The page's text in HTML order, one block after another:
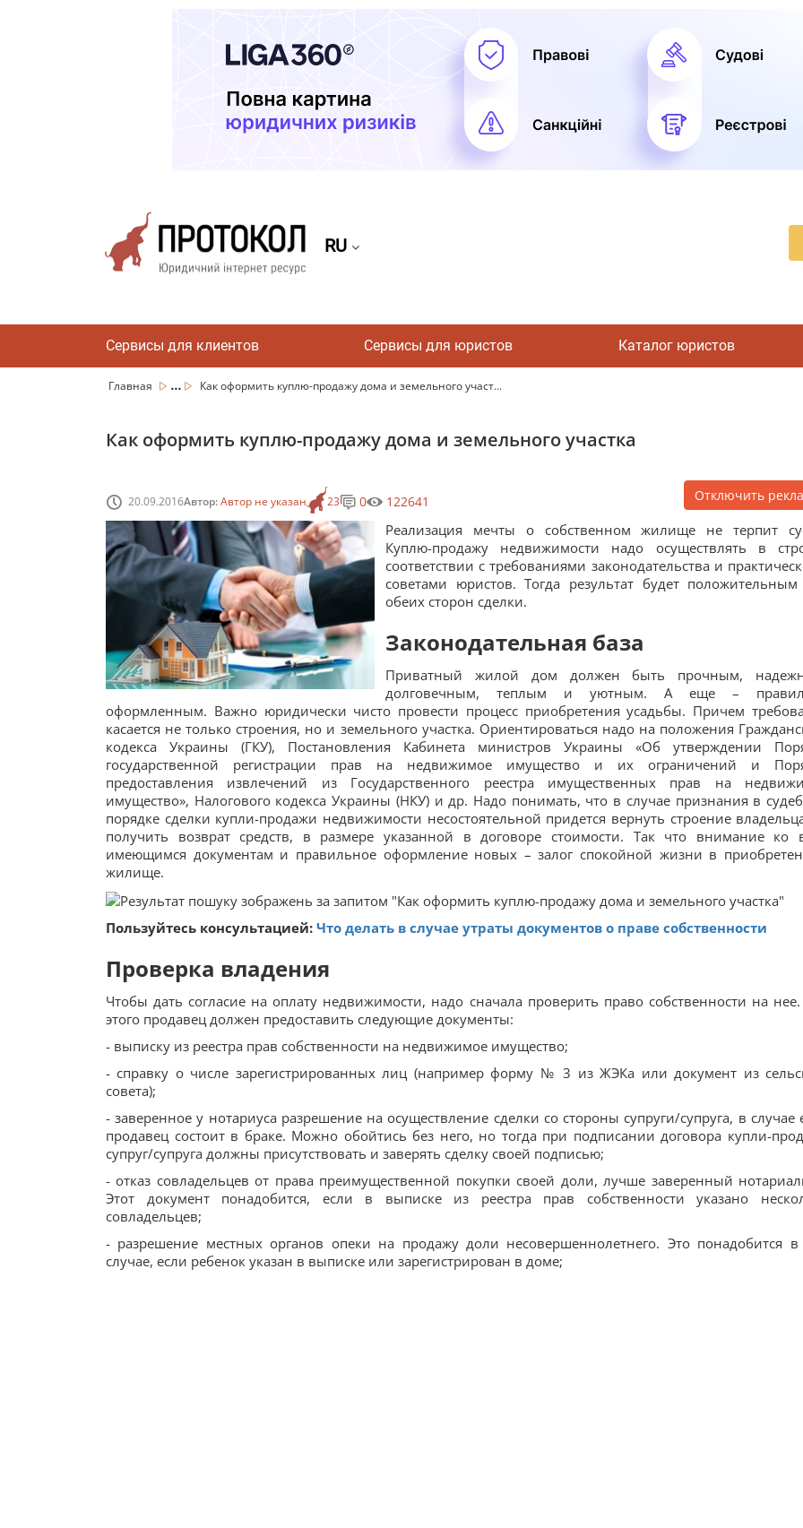
RU
Сервисы для клиентов Сервисы для юристов Каталог юристов
Главная ... Как оформить куплю-продажу дома и земельного участ...
Как оформить куплю-продажу дома и земельного участка
20.09.2016Автор:Автор не указан 23 0 122641 Отключить
Реализация мечты о собственном жилище не терпит
Куплю-продажу недвижимости надо осуществлять в
соответствии с требованиями законодательства и
советами юристов. Тогда результат будет
обеих сторон сделки.
Законодательная база
Приватный жилой дом должен быть прочным,
долговечным, теплым и уютным. А еще –
оформленным. Важно юридически чисто провести процесс приобретения усадьбы. Причем
касается не только строения, но и земельного участка. Ориентироваться надо на положения
кодекса Украины (ГКУ), Постановления Кабинета министров Украины «Об утверждении
государственной регистрации прав на недвижимое имущество и их ограничений и
предоставления извлечений из Государственного реестра имущественных прав на
имущество», Налогового кодекса Украины (НКУ) и др. Надо понимать, что в случае признания в
порядке сделки купли-продажи недвижимости несостоятельной придется вернуть строение
получить возврат средств, в размере указанной в договоре стоимости. Так что внимание ко
имеющимся документам и правильное оформление новых – залог спокойной жизни в
жилище.
Пользуйтесь консультацией: Что делать в случае утраты документов о праве собственности
Проверка владения
Чтобы дать согласие на оплату недвижимости, надо сначала проверить право собственности на
этого продавец должен предоставить следующие документы:
- выписку из реестра прав собственности на недвижимое имущество;
- справку о числе зарегистрированных лиц (например форму № 3 из ЖЭКа или документ из
совета);
- заверенное у нотариуса разрешение на осуществление сделки со стороны супруги/супруга, в случае
продавец состоит в браке. Можно обойтись без него, но тогда при подписании договора купли-
супруг/супруга должны присутствовать и заверять сделку своей подписью;
- отказ совладельцев от права преимущественной покупки своей доли, лучше заверенный
Этот документ понадобится, если в выписке из реестра прав собственности указано
совладельцев;
- разрешение местных органов опеки на продажу доли несовершеннолетнего. Это понадобится
случае, если ребенок указан в выписке или зарегистрирован в доме;